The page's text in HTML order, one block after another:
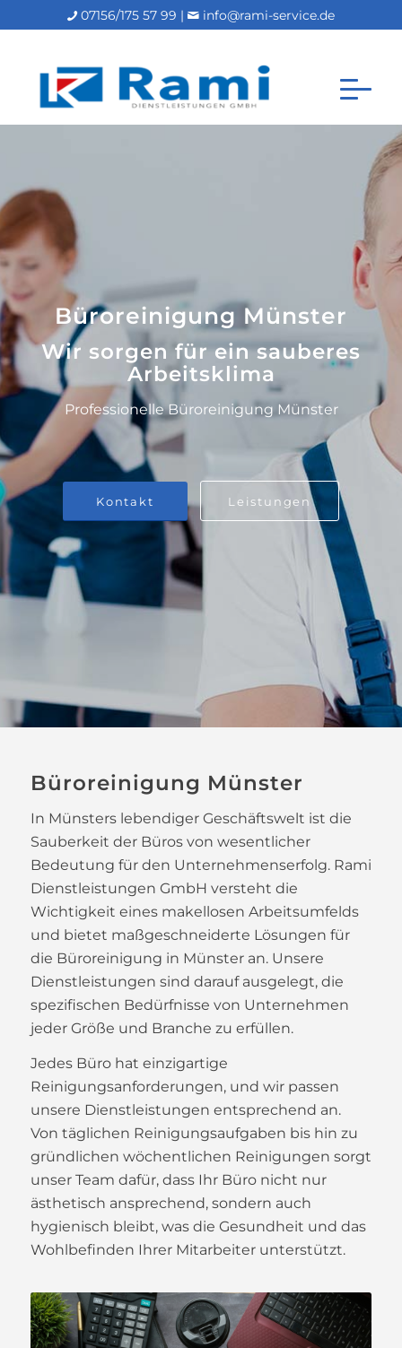
07156/175 57 99 | info@rami-service.de
Büroreinigung Münster
Wir sorgen für ein sauberes
Arbeitsklima
Professionelle Büroreinigung Münster
Kontakt Leistungen
Büroreinigung Münster
In Münsters lebendiger Geschäftswelt ist die
Sauberkeit der Büros von wesentlicher
Bedeutung für den Unternehmenserfolg. Rami
Dienstleistungen GmbH versteht die
Wichtigkeit eines makellosen Arbeitsumfelds
und bietet maßgeschneiderte Lösungen für
die Büroreinigung in Münster an. Unsere
Dienstleistungen sind darauf ausgelegt, die
spezifischen Bedürfnisse von Unternehmen
jeder Größe und Branche zu erfüllen.
Jedes Büro hat einzigartige
Reinigungsanforderungen, und wir passen
unsere Dienstleistungen entsprechend an.
Von täglichen Reinigungsaufgaben bis hin zu
gründlichen wöchentlichen Reinigungen sorgt
unser Team dafür, dass Ihr Büro nicht nur
ästhetisch ansprechend, sondern auch
hygienisch bleibt, was die Gesundheit und das
Wohlbefinden Ihrer Mitarbeiter unterstützt.